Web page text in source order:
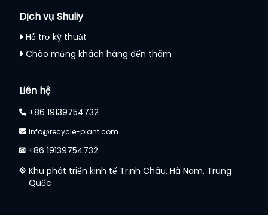
Dịch vụ Shuliy
Hỗ trợ kỹ thuật
Chào mừng khách hàng đến thăm
Liên hệ
+86 19139754732
info@recycle-plant.com
+86 19139754732
Khu phát triển kinh tế Trịnh Châu, Hà Nam, Trung
Quốc